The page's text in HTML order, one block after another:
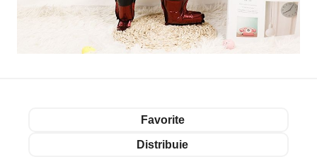
Favorite
Distribuie